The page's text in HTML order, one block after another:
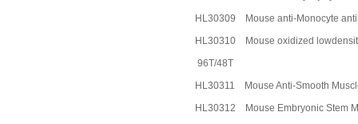
HL30309 Mouse anti-Monocyte
HL30310 Mouse oxidized
96T/48T
HL30311 Mouse Anti-Smooth
HL30312 Mouse Embryonic Stem